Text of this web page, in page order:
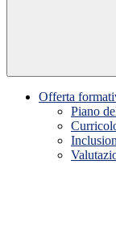
Offerta
Piano